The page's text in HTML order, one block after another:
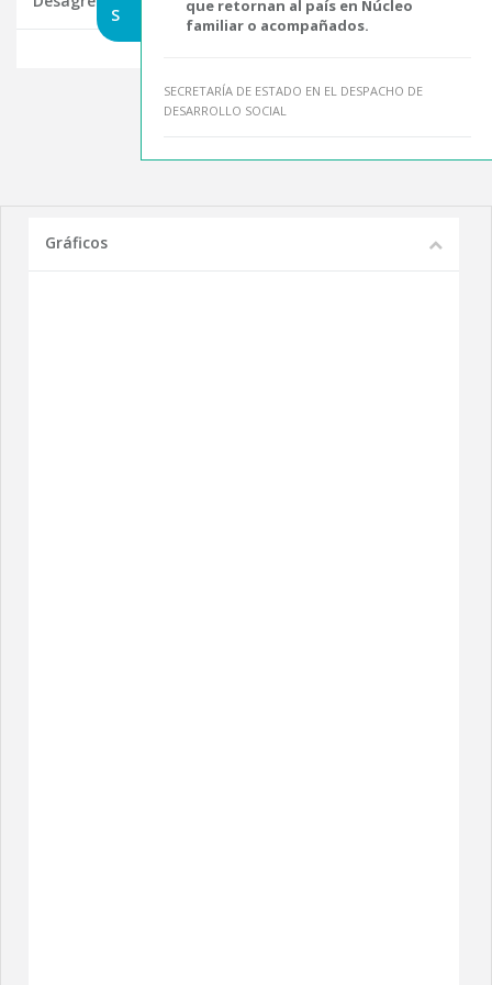
S
que retornan al país en Núcleo
familiar o acompañados.
SECRETARÍA DE ESTADO EN EL DESPACHO DE
DESARROLLO SOCIAL
Gráficos